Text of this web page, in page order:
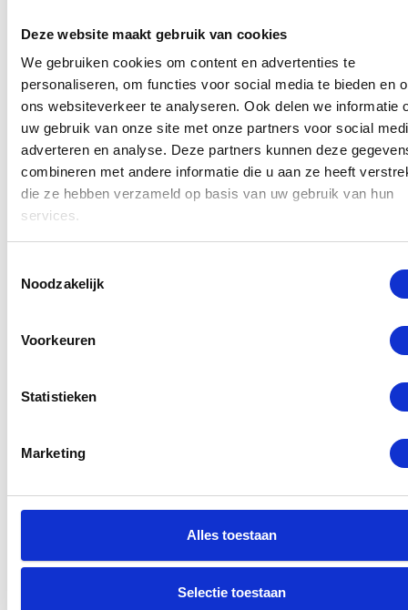
Deze website maakt gebruik van cookies
We gebruiken cookies om content en advertenties te
personaliseren, om functies voor social media te bieden en
ons websiteverkeer te analyseren. Ook delen we informatie
uw gebruik van onze site met onze partners voor social
adverteren en analyse. Deze partners kunnen deze
combineren met andere informatie die u aan ze heeft
die ze hebben verzameld op basis van uw gebruik van hun
services.
Noodzakelijk
Voorkeuren
Statistieken
Marketing
Alles toestaan
Selectie toestaan
onderdelen. Stel daarom uw reparatie niet uit en
laat direct uw toestel bij ons repareren. Als u
namelijk langer wacht met repareren, dan kan uw
schade erger worden. Voorkom verdere problemen
en extra kosten enlaat uw iPhone SE 2020
repareren. Kom vandaag nog langs met uw toestel
bij ons in de winkel.
Selecteer een reparatie